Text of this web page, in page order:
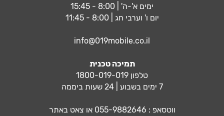
ימים א'-ה' | 8:00 - 15:45
יום ו' וערבי חג | 8:00 - 11:45
info@019mobile.co.il
תמיכה טכנית
טלפון 1800-019-019
7 ימים בשבוע | 24 שעות ביממה
ווטסאפ : 055-9882646 או צאט באתר